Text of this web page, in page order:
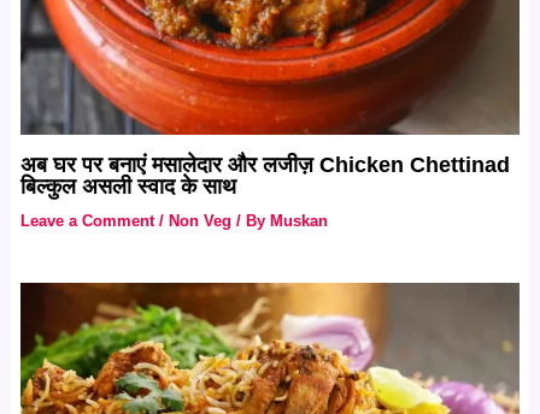
अब घर पर बनाएं मसालेदार और लजीज़ Chicken Chettinad
बिल्कुल असली स्वाद के साथ
Leave a Comment / Non Veg / By Muskan